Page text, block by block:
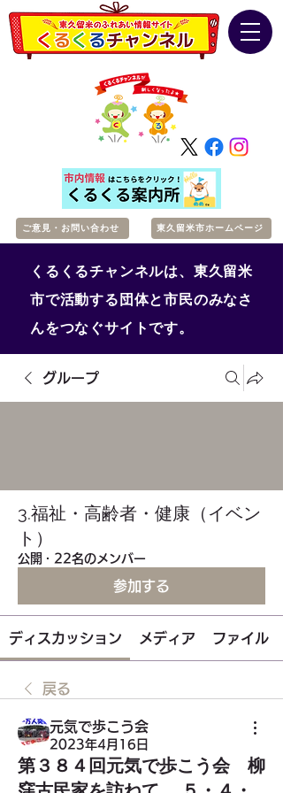
ご意見・お問い合わせ 東久留米市ホームページ
くるくるチャンネルは、東久留米
市で活動する団体と市民のみなさ
んをつなぐサイトです。
グループ
3.福祉・高齢者・健康（イベン
ト）
公開 · 22名のメンバー
参加する
ディスカッション メディア ファイル
戻る
元気で歩こう会
2023年4月16日
第３８４回元気で歩こう会 柳